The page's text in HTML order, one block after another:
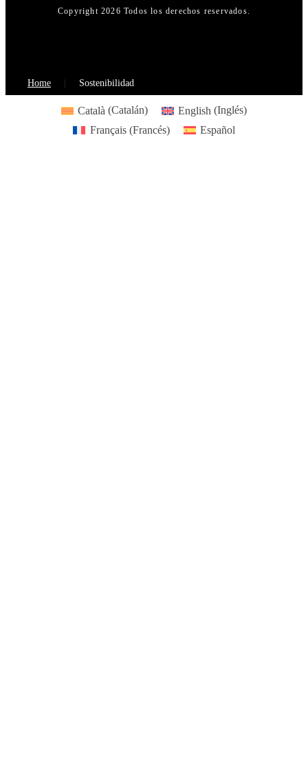
Copyright 2026 Todos los derechos reservados.
Home Sostenibilidad
Català (Catalán) English (Inglés)
Français(Francés) Español